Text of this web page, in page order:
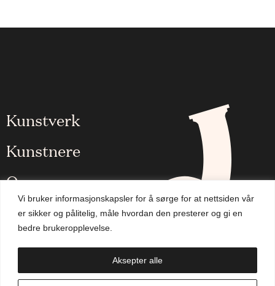
Vi bruker informasjonskapsler for å sørge for at nettsiden vår
er sikker og pålitelig, måle hvordan den presterer og gi en
bedre brukeropplevelse.
Aksepter alle
Kunstverk
Kunstnere
Om oss
Aktuelt
Handlekurv
NO